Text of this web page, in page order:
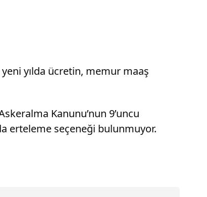
yeni yılda ücretin, memur maaş
Kanunu’nun 9’uncu
erteleme seçeneği bulunmuyor.